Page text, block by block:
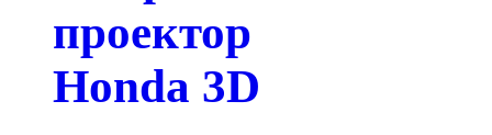
проектор
Honda 3D